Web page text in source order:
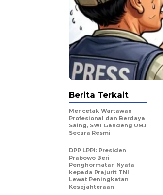
Berita Terkait
Mencetak Wartawan
Profesional dan Berdaya
Saing, SWI Gandeng UMJ
Secara Resmi
DPP LPPI: Presiden
Prabowo Beri
Penghormatan Nyata
kepada Prajurit TNI
Lewat Peningkatan
Kesejahteraan